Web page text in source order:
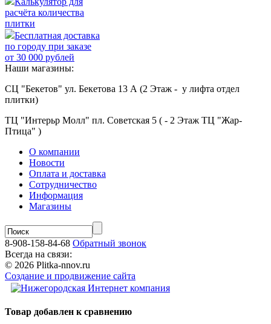
расчёта количества
плитки
Бесплатная доставка
по городу при заказе
от 30 000 рублей
Наши магазины:
СЦ "Бекетов" ул. Бекетова 13 А (2 Этаж - у лифта отдел
плитки)
ТЦ "Интерьр Молл" пл. Советская 5 ( - 2 Этаж ТЦ "Жар-
Птица" )
О компании
Новости
Оплата и доставка
Сотрудничество
Информация
Магазины
8-908-158-84-68 Обратный звонок
Всегда на связи:
© 2026 Plitka-nnov.ru
Создание и продвижение сайта
Товар добавлен к сравнению